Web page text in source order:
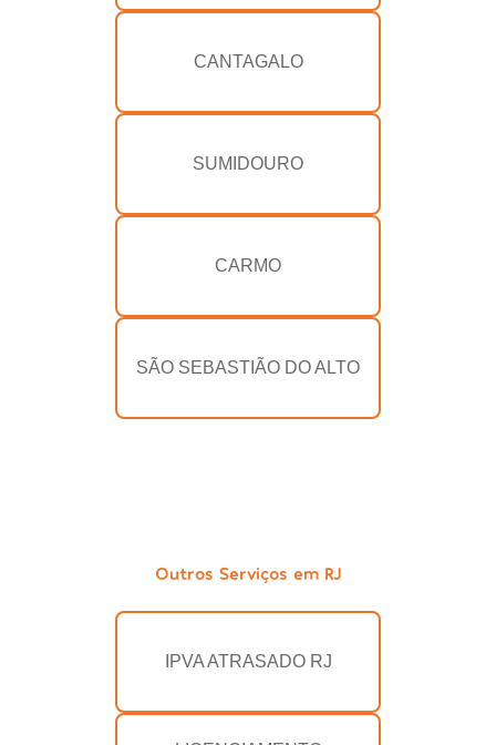
CANTAGALO
SUMIDOURO
CARMO
SÃO SEBASTIÃO DO ALTO
Outros Serviços em RJ
IPVA ATRASADO RJ